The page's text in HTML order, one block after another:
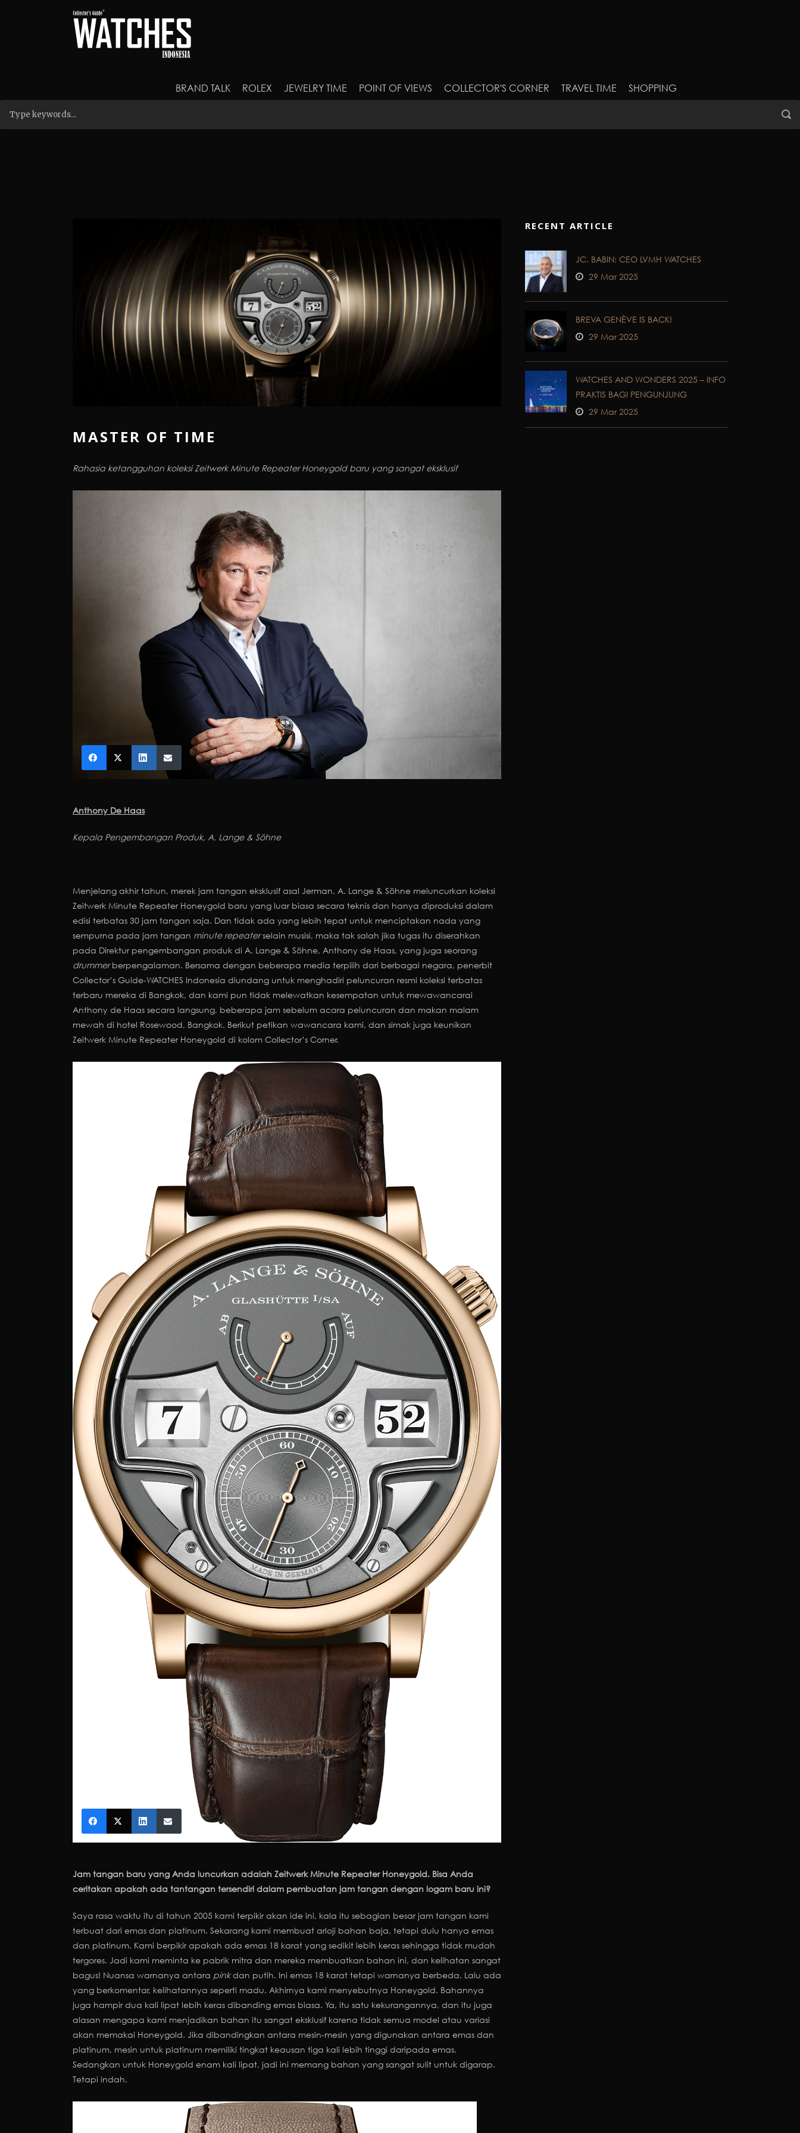
BRAND TALK ROLEX JEWELRY TIME POINT OF VIEWS COLLECTOR'S CORNER TRAVEL TIME SHOPPING
MASTER OF TIME
Rahasia ketangguhan koleksi Zeitwerk Minute Repeater Honeygold baru yang sangat eksklusif
Anthony De Haas
Kepala Pengembangan Produk, A. Lange & Söhne
Menjelang akhir tahun, merek jam tangan eksklusif asal Jerman, A. Lange & Söhne meluncurkan koleksi
Zeitwerk Minute Repeater Honeygold baru yang luar biasa secara teknis dan hanya diproduksi dalam
edisi terbatas 30 jam tangan saja. Dan tidak ada yang lebih tepat untuk menciptakan nada yang
sempurna pada jam tangan minute repeaterselain musisi, maka tak salah jika tugas itu diserahkan
pada Direktur pengembangan produk di A. Lange & Söhne, Anthony de Haas, yang juga seorang
drummerberpengalaman. Bersama dengan beberapa media terpilih dari berbagai negara, penerbit
Collector’s Guide-WATCHES Indonesia diundang untuk menghadiri peluncuran resmi koleksi terbatas
terbaru mereka di Bangkok, dan kami pun tidak melewatkan kesempatan untuk mewawancarai
Anthony de Haas secara langsung, beberapa jam sebelum acara peluncuran dan makan malam
mewah di hotel Rosewood, Bangkok. Berikut petikan wawancara kami, dan simak juga keunikan
Zeitwerk Minute Repeater Honeygold di kolom Collector’s Corner.
Jam tangan baru yang Anda luncurkan adalah Zeitwerk Minute Repeater Honeygold. Bisa Anda
ceritakan apakah ada tantangan tersendiri dalam pembuatan jam tangan dengan logam baru ini?
Saya rasa waktu itu di tahun 2005 kami terpikir akan ide ini, kala itu sebagian besar jam tangan kami
terbuat dari emas dan platinum. Sekarang kami membuat arloji bahan baja, tetapi dulu hanya emas
dan platinum. Kami berpikir apakah ada emas 18 karat yang sedikit lebih keras sehingga tidak mudah
tergores. Jadi kami meminta ke pabrik mitra dan mereka membuatkan bahan ini, dan kelihatan sangat
bagus! Nuansa warnanya antara pinkdan putih. Ini emas 18 karat tetapi warnanya berbeda. Lalu ada
yang berkomentar, kelihatannya seperti madu. Akhirnya kami menyebutnya Honeygold. Bahannya
juga hampir dua kali lipat lebih keras dibanding emas biasa. Ya, itu satu kekurangannya, dan itu juga
alasan mengapa kami menjadikan bahan itu sangat eksklusif karena tidak semua model atau variasi
akan memakai Honeygold. Jika dibandingkan antara mesin-mesin yang digunakan antara emas dan
platinum, mesin untuk platinum memiliki tingkat keausan tiga kali lebih tinggi daripada emas.
Sedangkan untuk Honeygold enam kali lipat, jadi ini memang bahan yang sangat sulit untuk digarap.
Tetapi indah.
RECENT ARTICLE
JC. BABIN: CEO LVMH WATCHES
29 Mar 2025
BREVA GENÈVE IS BACK!
29 Mar 2025
WATCHES AND WONDERS 2025 – INFO
PRAKTIS BAGI PENGUNJUNG
29 Mar 2025